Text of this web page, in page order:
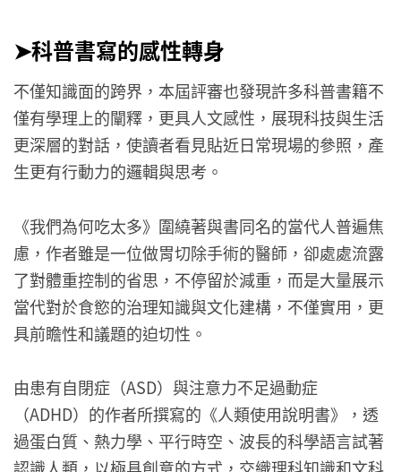
➤科普書寫的感性轉身
不僅知識面的跨界，本屆評審也發現許多科普書籍不
僅有學理上的闡釋，更具人文感性，展現科技與生活
更深層的對話，使讀者看見貼近日常現場的參照，產
生更有行動力的邏輯與思考。
《我們為何吃太多》圍繞著與書同名的當代人普遍焦
慮，作者雖是一位做胃切除手術的醫師，卻處處流露
了對體重控制的省思，不停留於減重，而是大量展示
當代對於食慾的治理知識與文化建構，不僅實用，更
具前瞻性和議題的迫切性。
由患有自閉症（ASD）與注意力不足過動症
（ADHD）的作者所撰寫的《人類使用說明書》，透
過蛋白質、熱力學、平行時空、波長的科學語言試著